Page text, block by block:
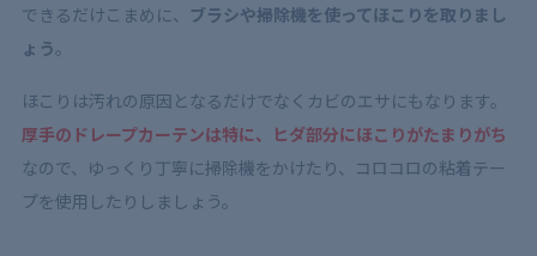
できるだけこまめに、
ブラシや掃除機を使ってほこりを取りまし
ょう。
ほこりは汚れの原因となるだけでなくカビのエサにもなります。
厚手のドレープカーテンは特に、ヒダ部分にほこりがたまりがち
なので、ゆっくり丁寧に掃除機をかけたり、コロコロの粘着テー
プを使用したりしましょう。